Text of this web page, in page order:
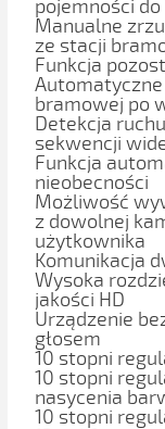
pojemności do
Manualne
ze stacji
Funkcja
bramowej po
Detekcja
sekwencji
Funkcja
nieobecności
Możliwość
z dowolnej
użytkownika
Komunikacja
Wysoka
jakości HD
Urządzenie
głosem
10 stopni
10 stopni
nasycenia
10 stopni